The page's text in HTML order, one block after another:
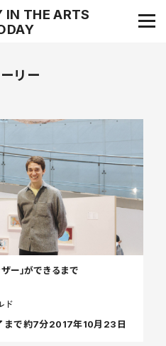
IN THE ARTS
リー
ド
ザー」ができるまで
まで約7分2017年10月23日